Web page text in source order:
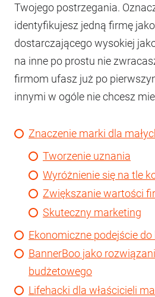
Twojego postrzegania.
identyfikujesz jedną firmę
dostarczającego wysokiej
na inne po prostu nie
firmom ufasz już po
innymi w ogóle nie chcesz
Znaczenie marki dla
Tworzenie uznania
Wyróżnienie się na tle
Zwiększanie wartości
Skuteczny marketing
Ekonomiczne podejście
BannerBoo jako
budżetowego
Lifehacki dla właścicieli